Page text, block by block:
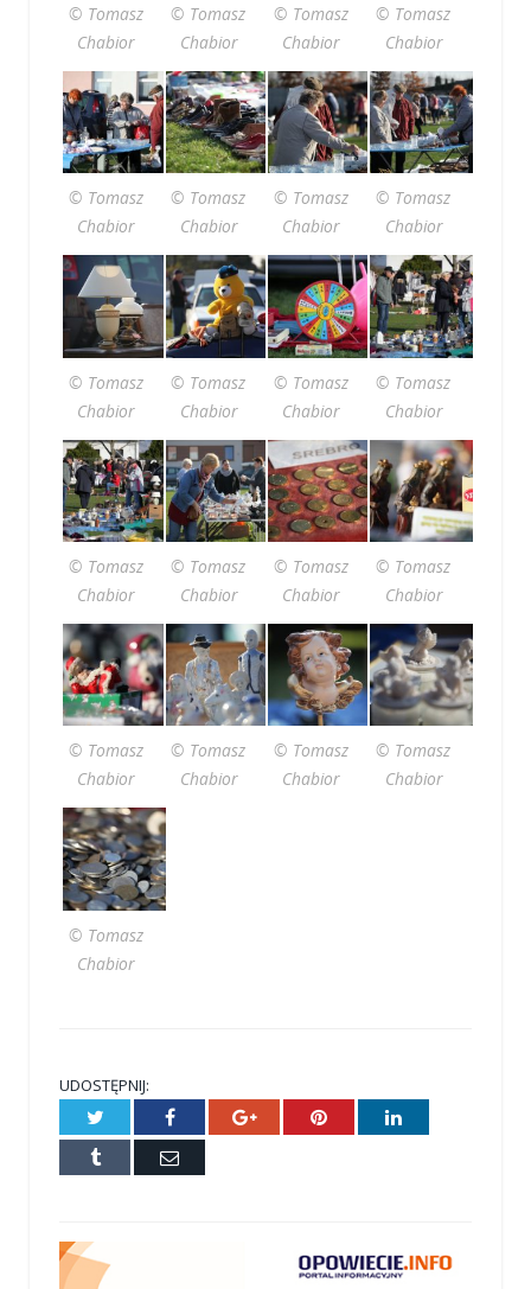
© Tomasz
Chabior
© Tomasz
Chabior
© Tomasz
Chabior
© Tomasz
Chabior
© Tomasz
Chabior
© Tomasz
Chabior
© Tomasz
Chabior
© Tomasz
Chabior
© Tomasz
Chabior
© Tomasz
Chabior
© Tomasz
Chabior
© Tomasz
Chabior
© Tomasz
Chabior
© Tomasz
Chabior
© Tomasz
Chabior
© Tomasz
Chabior
© Tomasz
Chabior
© Tomasz
Chabior
© Tomasz
Chabior
© Tomasz
Chabior
© Tomasz
Chabior
UDOSTĘPNIJ:
Twitter Facebook Google+ Pinterest LinkedIn
Tumblr
E-